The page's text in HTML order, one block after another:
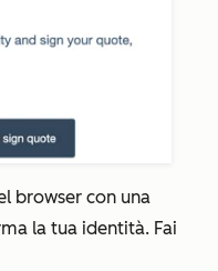
browser con una
la tua identità. Fai